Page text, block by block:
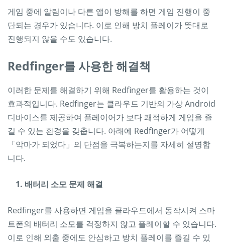
게임 중에 알림이나 다른 앱이 방해를 하면 게임 진행이 중
단되는 경우가 있습니다. 이로 인해 방치 플레이가 뜻대로
진행되지 않을 수도 있습니다.
Redfinger를 사용한 해결책
이러한 문제를 해결하기 위해 Redfinger를 활용하는 것이
효과적입니다. Redfinger는 클라우드 기반의 가상 Android
디바이스를 제공하여 플레이어가 보다 쾌적하게 게임을 즐
길 수 있는 환경을 갖춥니다. 아래에 Redfinger가 어떻게
「악마가 되었다」의 단점을 극복하는지를 자세히 설명합
니다.
1. 배터리 소모 문제 해결
Redfinger를 사용하면 게임을 클라우드에서 동작시켜 스마
트폰의 배터리 소모를 걱정하지 않고 플레이할 수 있습니다.
이로 인해 외출 중에도 안심하고 방치 플레이를 즐길 수 있